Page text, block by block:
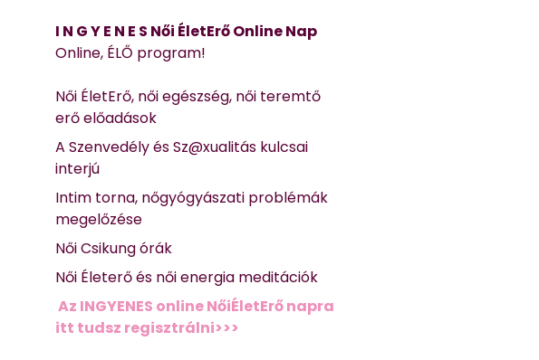
I N G Y E N E S Női ÉletErő Online Nap
Online, ÉLŐ program!
Női ÉletErő, női egészség, női teremtő
erő előadások
A Szenvedély és Sz@xualitás kulcsai
interjú
Intim torna, nőgyógyászati problémák
megelőzése
Női Csikung órák
Női Életerő és női energia meditációk
Az INGYENES online NőiÉletErő napra
itt tudsz regisztrálni>>>